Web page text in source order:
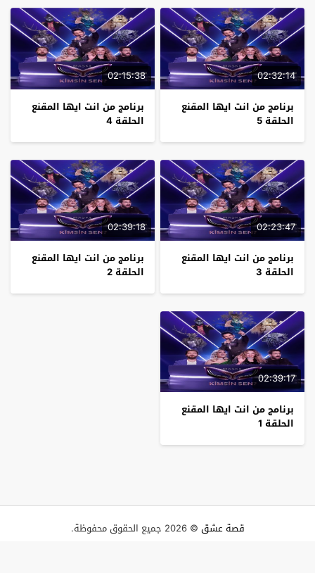
02:32:14
برنامج من انت ايها المقنع
الحلقة 5
02:15:38
برنامج من انت ايها المقنع
الحلقة 4
02:23:47
برنامج من انت ايها المقنع
الحلقة 3
02:39:18
برنامج من انت ايها المقنع
الحلقة 2
02:39:17
برنامج من انت ايها المقنع
الحلقة 1
قصة عشق © 2026 جميع الحقوق محفوظة.